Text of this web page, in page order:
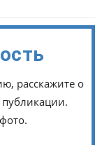
расскажите о